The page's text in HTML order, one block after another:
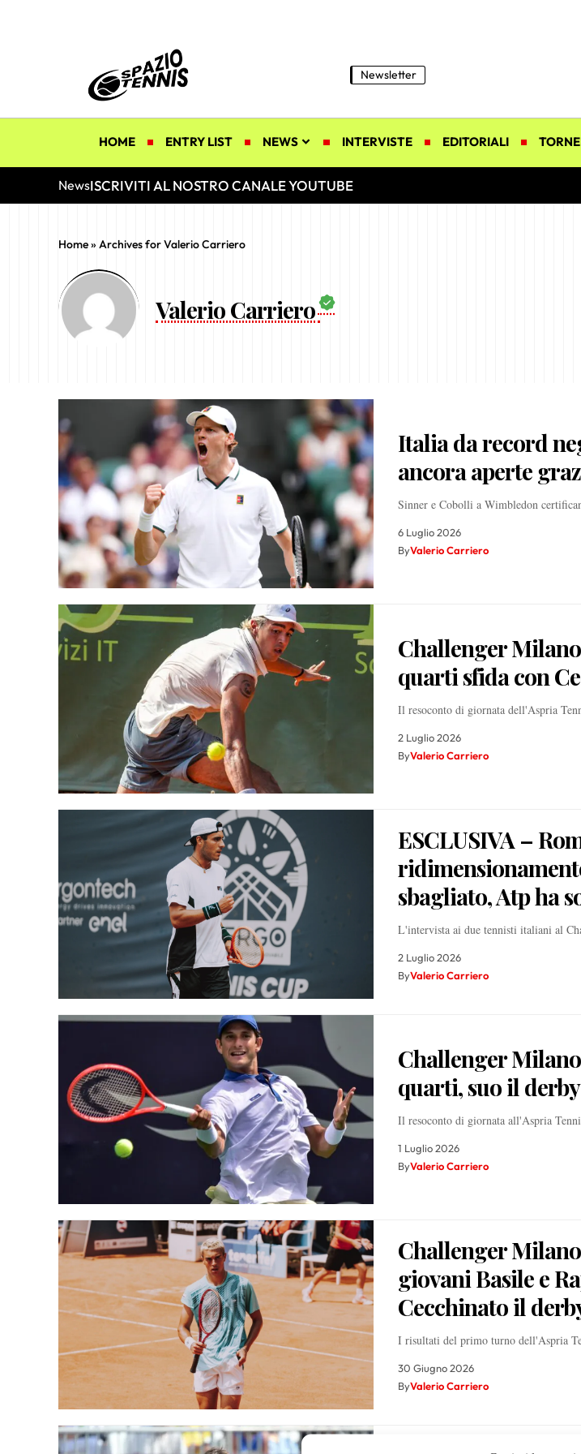
Newsletter
HOME ENTRY LIST NEWS INTERVISTE EDITORIALI
NewsISCRIVITI AL NOSTRO CANALE YOUTUBE
Home» Archives for Valerio Carriero
Valerio Carriero
Italia da record
ancora aperte
Sinner e Cobolli a Wimbledon
6 Luglio 2026
ByValerio Carriero
Challenger
quarti sfida con
Il resoconto di giornata dell'Aspria
2 Luglio 2026
ByValerio Carriero
ESCLUSIVA –
sbagliato, Atp ha
L'intervista ai due tennisti italiani al
2 Luglio 2026
ByValerio Carriero
Challenger
quarti, suo il
Il resoconto di giornata all'Aspria
1 Luglio 2026
ByValerio Carriero
Challenger
giovani Basile e
Cecchinato il
I risultati del primo turno dell'Aspria
30 Giugno 2026
ByValerio Carriero